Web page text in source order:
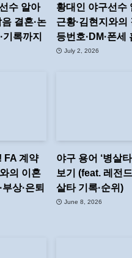
수 알아
결혼·논
기록까지
황대인 야구선수
근황·김현지와의
등번호·DM·폰세
July 2, 2026
FA 계약
의 이혼
상·은퇴
야구 용어 ‘병살
보기 (feat. 레전
살타 기록·순위)
June 8, 2026